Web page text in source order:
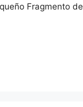
Fragmento de